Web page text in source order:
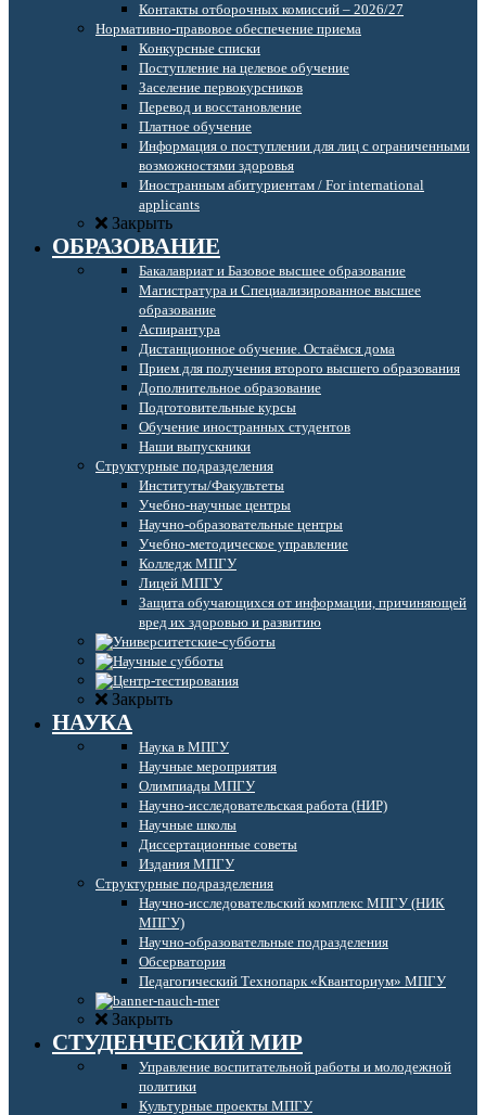
Контакты отборочных комиссий – 2026/27
Нормативно-правовое обеспечение приема
Конкурсные списки
Поступление на целевое обучение
Заселение первокурсников
Перевод и восстановление
Платное обучение
Информация о поступлении для лиц с ограниченными
возможностями здоровья
Иностранным абитуриентам / For international
applicants
Закрыть
ОБРАЗОВАНИЕ
Бакалавриат и Базовое высшее образование
Магистратура и Специализированное высшее
образование
Аспирантура
Дистанционное обучение. Остаёмся дома
Прием для получения второго высшего образования
Дополнительное образование
Подготовительные курсы
Обучение иностранных студентов
Наши выпускники
Структурные подразделения
Институты/Факультеты
Учебно-научные центры
Научно-образовательные центры
Учебно-методическое управление
Колледж МПГУ
Лицей МПГУ
Защита обучающихся от информации, причиняющей
вред их здоровью и развитию
Закрыть
НАУКА
Наука в МПГУ
Научные мероприятия
Олимпиады МПГУ
Научно-исследовательская работа (НИР)
Научные школы
Диссертационные советы
Издания МПГУ
Структурные подразделения
Научно-исследовательский комплекс МПГУ (НИК
МПГУ)
Научно-образовательные подразделения
Обсерватория
Педагогический Технопарк «Кванториум» МПГУ
Закрыть
СТУДЕНЧЕСКИЙ МИР
Управление воспитательной работы и молодежной
политики
Культурные проекты МПГУ